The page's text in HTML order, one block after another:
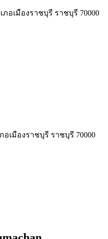
ภอเมืองราชบุรี ราชบุรี 70000
เมืองราชบุรี ราชบุรี 70000